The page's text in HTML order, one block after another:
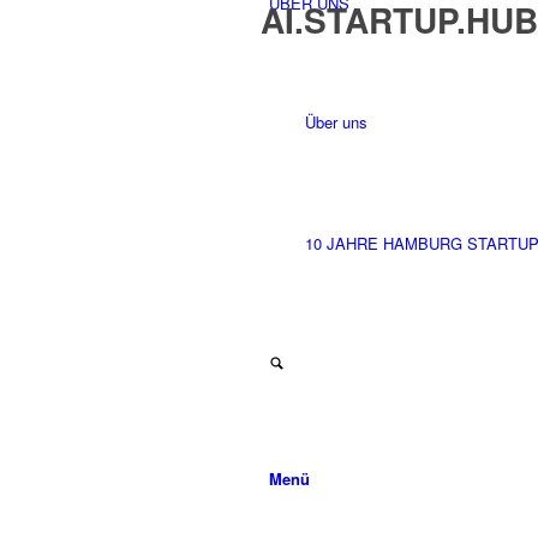
Über uns
10 JAHRE HAMBURG
Menü
AI.STARTUP.HUB